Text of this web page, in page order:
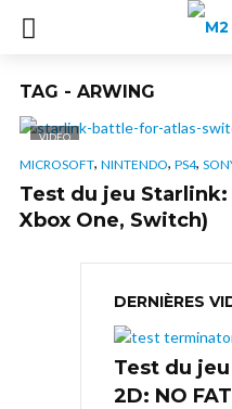
TAG - ARWING
VIDÉO
MICROSOFT, NINTENDO, PS4,
Test du jeu
Xbox One, Switch)
DERNIÈRES
Test du
2D: NO